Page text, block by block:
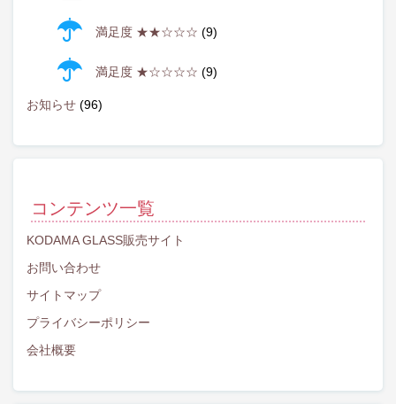
満足度 ★★☆☆☆ (9)
満足度 ★☆☆☆☆ (9)
お知らせ (96)
コンテンツ一覧
KODAMA GLASS販売サイト
お問い合わせ
サイトマップ
プライバシーポリシー
会社概要